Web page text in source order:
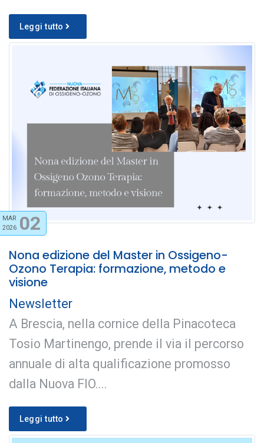
Leggi tutto
MAR
2026 02
Nona edizione del Master in Ossigeno-
Ozono Terapia: formazione, metodo e
visione
Newsletter
A Brescia, nella cornice della Pinacoteca
Tosio Martinengo, prende il via il percorso
annuale di alta qualificazione promosso
dalla Nuova FIO....
Leggi tutto